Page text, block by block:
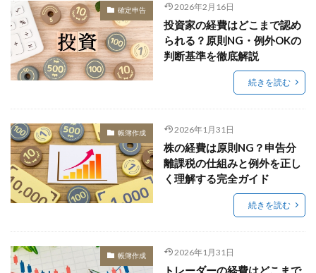
確定申告 2026年2月16日
投資家の経費はどこまで認め
られる？原則NG・例外OKの
判断基準を徹底解説
続きを読む
帳簿作成 2026年1月31日
株の経費は原則NG？申告分
離課税の仕組みと例外を正し
く理解する完全ガイド
続きを読む
帳簿作成 2026年1月31日
トレーダーの経費はどこまで